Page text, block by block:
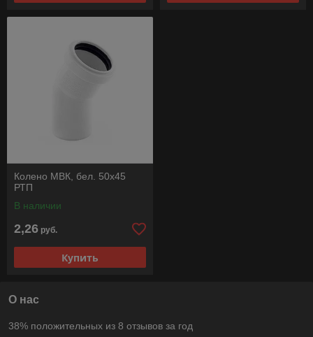
Колено МВК, бел. 50х45
РТП
В наличии
2,26 руб.
Купить
О нас
38% положительных из 8 отзывов за год